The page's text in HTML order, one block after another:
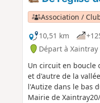
Association /
10,51 km
Départ à Xaintray
Un circuit en boucle
et d'autre de la
l'Autize dans le bas
Mairie de